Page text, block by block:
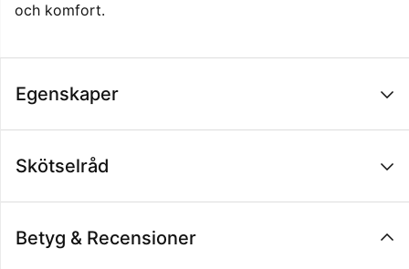
och komfort.
Egenskaper
Skötselråd
Betyg & Recensioner